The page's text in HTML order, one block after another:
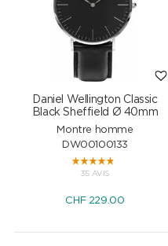
Daniel Wellington Classic
Black Sheffield Ø 40mm
Montre homme
DW00100133
35 AVIS
CHF229.00